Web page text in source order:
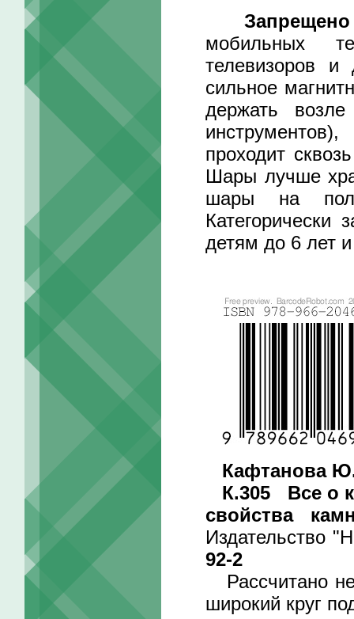
Запрещено
мобильных
телевизоров и
сильное
держать
проходит
Шары лучше
шары на пол
детям до 6 лет
Кафтанова
К.305 Все о
свойства
Издательство
92-2
Рассчитано
широкий круг